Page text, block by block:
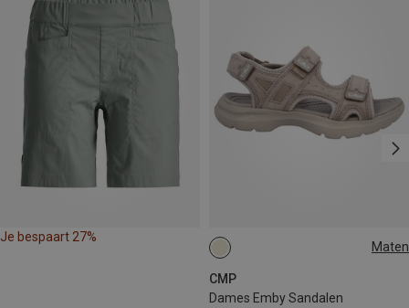
Je bespaart 27%
Maten
CMP
Dames Emby Sandalen